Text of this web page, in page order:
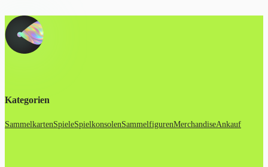
Kategorien
SammelkartenSpieleSpielkonsolenSammelfigurenMerchandiseAnkauf